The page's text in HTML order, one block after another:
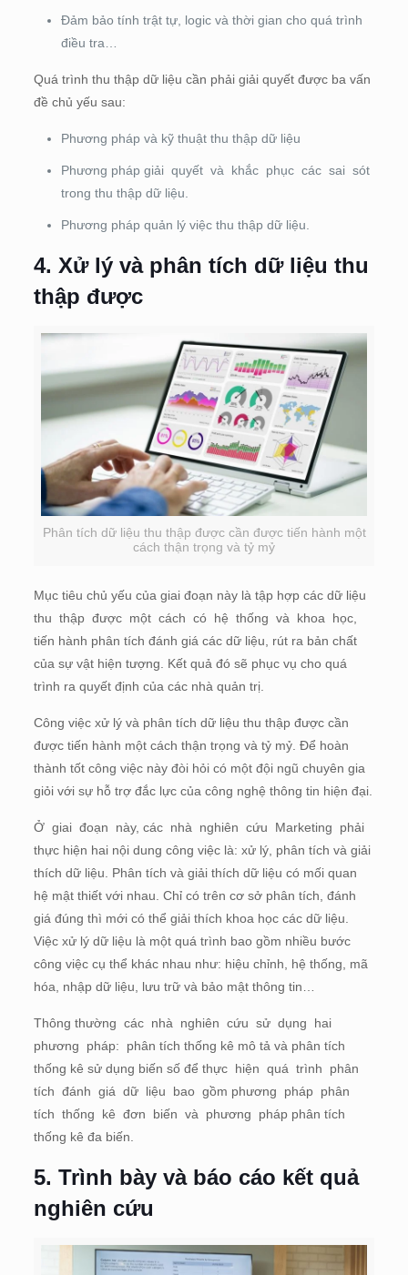
Đảm bảo tính trật tự, logic và thời gian cho quá trình
điều tra…
Quá trình thu thập dữ liệu cần phải giải quyết được ba vấn
đề chủ yếu sau:
Phương pháp và kỹ thuật thu thập dữ liệu
Phương pháp giải quyết và khắc phục các sai sót
trong thu thập dữ liệu.
Phương pháp quản lý việc thu thập dữ liệu.
4. Xử lý và phân tích dữ liệu thu
thập được
Phân tích dữ liệu thu thập được cần được tiến hành một
cách thận trọng và tỷ mỷ
Mục tiêu chủ yếu của giai đoạn này là tập hợp các dữ liệu
thu thập được một cách có hệ thống và khoa học,
tiến hành phân tích đánh giá các dữ liệu, rút ra bản chất
của sự vật hiện tượng. Kết quả đó sẽ phục vụ cho quá
trình ra quyết định của các nhà quản trị.
Công việc xử lý và phân tích dữ liệu thu thập được cần
được tiến hành một cách thận trọng và tỷ mỷ. Để hoàn
thành tốt công việc này đòi hỏi có một đội ngũ chuyên gia
giỏi với sự hỗ trợ đắc lực của công nghệ thông tin hiện đại.
Ở giai đoạn này, các nhà nghiên cứu Marketing phải
thực hiện hai nội dung công việc là: xử lý, phân tích và giải
thích dữ liệu. Phân tích và giải thích dữ liệu có mối quan
hệ mật thiết với nhau. Chỉ có trên cơ sở phân tích, đánh
giá đúng thì mới có thể giải thích khoa học các dữ liệu.
Việc xử lý dữ liệu là một quá trình bao gồm nhiều bước
công việc cụ thể khác nhau như: hiệu chỉnh, hệ thống, mã
hóa, nhập dữ liệu, lưu trữ và bảo mật thông tin…
Thông thường các nhà nghiên cứu sử dụng hai
phương pháp: phân tích thống kê mô tả và phân tích
thống kê sử dụng biến số để thực hiện quá trình phân
tích đánh giá dữ liệu bao gồm phương pháp phân
tích thống kê đơn biến và phương pháp phân tích
thống kê đa biến.
5. Trình bày và báo cáo kết quả
nghiên cứu